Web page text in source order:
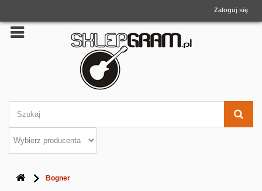
Zaloguj się
Bogner